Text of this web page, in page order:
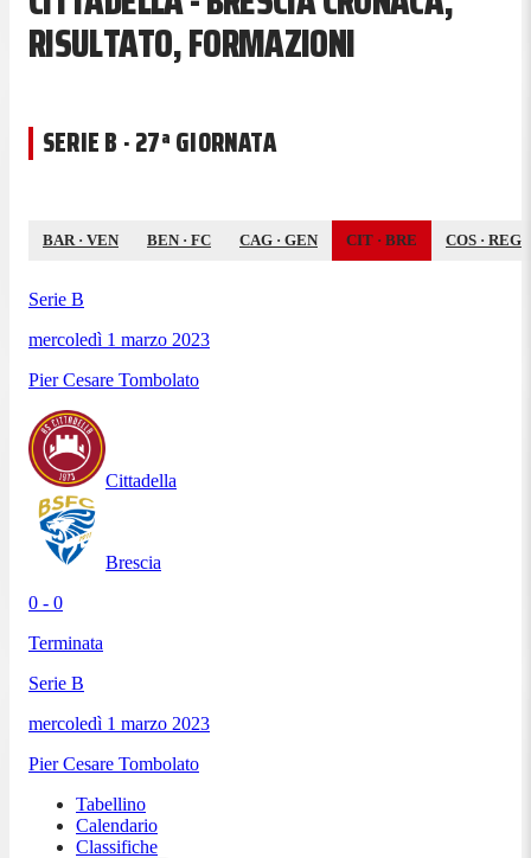
RISULTATO, FORMAZIONI
SERIE B · 27ª GIORNATA
BAR· VEN BEN · FC CAG · GEN CIT · BRE COS · REG
Serie B
mercoledì 1 marzo 2023
Pier Cesare Tombolato
Cittadella
Brescia
0 - 0
Terminata
Serie B
mercoledì 1 marzo 2023
Pier Cesare Tombolato
Tabellino
Calendario
Classifiche